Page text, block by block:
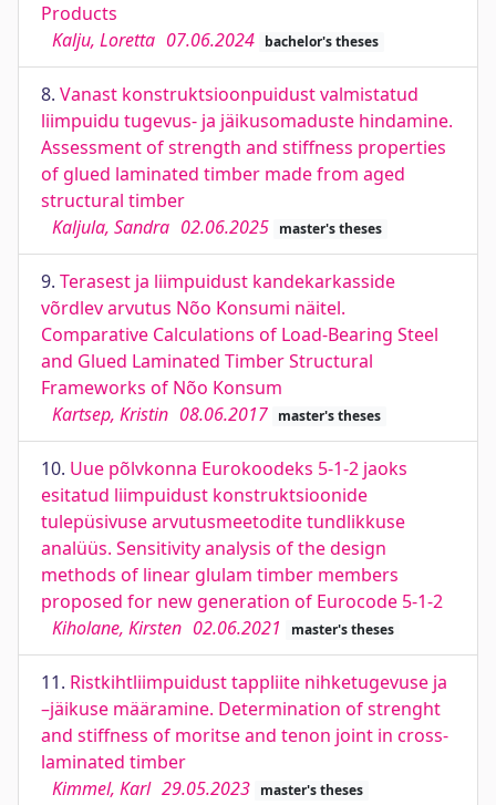
Products
Kalju, Loretta 07.06.2024 bachelor's theses
8. Vanast konstruktsioonpuidust valmistatud
liimpuidu tugevus- ja jäikusomaduste hindamine.
Assessment of strength and stiffness properties
of glued laminated timber made from aged
structural timber
Kaljula, Sandra 02.06.2025 master's theses
9. Terasest ja liimpuidust kandekarkasside
võrdlev arvutus Nõo Konsumi näitel.
Comparative Calculations of Load-Bearing Steel
and Glued Laminated Timber Structural
Frameworks of Nõo Konsum
Kartsep, Kristin 08.06.2017 master's theses
10. Uue põlvkonna Eurokoodeks 5-1-2 jaoks
esitatud liimpuidust konstruktsioonide
tulepüsivuse arvutusmeetodite tundlikkuse
analüüs. Sensitivity analysis of the design
methods of linear glulam timber members
proposed for new generation of Eurocode 5-1-2
Kiholane, Kirsten 02.06.2021 master's theses
11. Ristkihtliimpuidust tappliite nihketugevuse ja
–jäikuse määramine. Determination of strenght
and stiffness of moritse and tenon joint in cross-
laminated timber
Kimmel, Karl 29.05.2023 master's theses